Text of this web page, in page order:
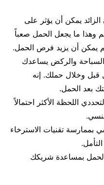
يمكن أن يؤثر على
وهذا ما يجعل الحمل صعباً
يمكن أن يزيد فرص الحمل.
السباحة والركض يساعدك
قبل وخلال حملك. إنه
بعد الحمل.
اللحظة الأكثر احتمالاً
بممارسة تقنيات الاسترخاء
بمساعدة شريكك